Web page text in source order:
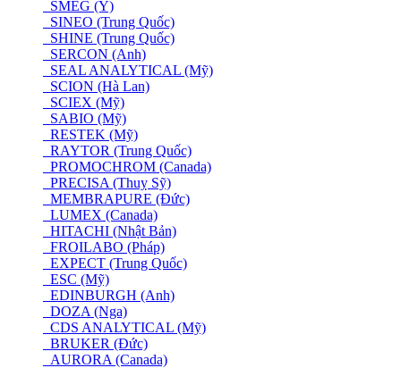
SMEG (Ý)
SINEO (Trung Quốc)
SHINE (Trung Quốc)
SERCON (Anh)
SEAL ANALYTICAL (Mỹ)
SCION (Hà Lan)
SCIEX (Mỹ)
SABIO (Mỹ)
RESTEK (Mỹ)
RAYTOR (Trung Quốc)
PROMOCHROM (Canada)
PRECISA (Thuỵ Sỹ)
MEMBRAPURE (Đức)
LUMEX (Canada)
HITACHI (Nhật Bản)
FROILABO (Pháp)
EXPECT (Trung Quốc)
ESC (Mỹ)
EDINBURGH (Anh)
DOZA (Nga)
CDS ANALYTICAL (Mỹ)
BRUKER (Đức)
AURORA (Canada)